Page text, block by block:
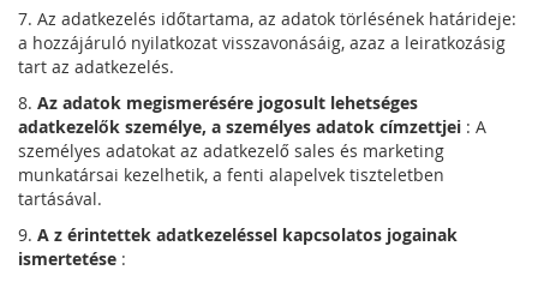
7. Az adatkezelés időtartama, az adatok törlésének határideje:
a hozzájáruló nyilatkozat visszavonásáig, azaz a leiratkozásig
tart az adatkezelés.
8. Az adatok megismerésére jogosult lehetséges
adatkezelők személye, a személyes adatok címzettjei : A
személyes adatokat az adatkezelő sales és marketing
munkatársai kezelhetik, a fenti alapelvek tiszteletben
tartásával.
9. A z érintettek adatkezeléssel kapcsolatos jogainak
ismertetése :